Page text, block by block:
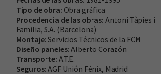
Tipo de obra: Obra gráfica
Procedencia de las obras: Antoni Tàpies i
Familia, S.A. (Barcelona)
Montaje: Servicios Técnicos de la FCM
Diseño paneles: Alberto Corazón
Transporte: A.T.E.
Seguros: AGF Unión Fénix, Madrid